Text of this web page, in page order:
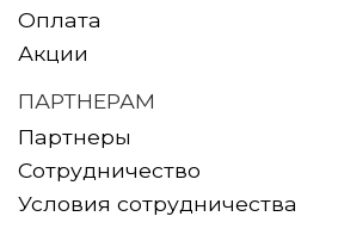
Оплата
Акции
ПАРТНЕРАМ
Партнеры
Сотрудничество
Условия сотрудничества